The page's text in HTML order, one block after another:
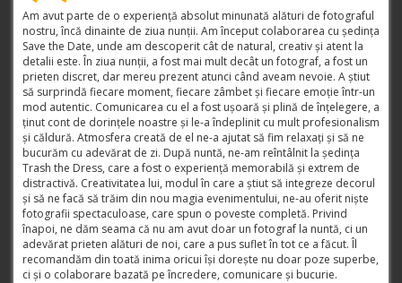
Am avut parte de o experiență absolut minunată alături de fotograful
nostru, încă dinainte de ziua nunții. Am început colaborarea cu ședința
Save the Date, unde am descoperit cât de natural, creativ și atent la
detalii este. În ziua nunții, a fost mai mult decât un fotograf, a fost un
prieten discret, dar mereu prezent atunci când aveam nevoie. A știut
să surprindă fiecare moment, fiecare zâmbet și fiecare emoție într-un
mod autentic. Comunicarea cu el a fost ușoară și plină de înțelegere, a
ținut cont de dorințele noastre și le-a îndeplinit cu mult profesionalism
și căldură. Atmosfera creată de el ne-a ajutat să fim relaxați și să ne
bucurăm cu adevărat de zi. După nuntă, ne-am reîntâlnit la ședința
Trash the Dress, care a fost o experiență memorabilă și extrem de
distractivă. Creativitatea lui, modul în care a știut să integreze decorul
și să ne facă să trăim din nou magia evenimentului, ne-au oferit niște
fotografii spectaculoase, care spun o poveste completă. Privind
înapoi, ne dăm seama că nu am avut doar un fotograf la nuntă, ci un
adevărat prieten alături de noi, care a pus suflet în tot ce a făcut. Îl
recomandăm din toată inima oricui își dorește nu doar poze superbe,
ci și o colaborare bazată pe încredere, comunicare și bucurie.